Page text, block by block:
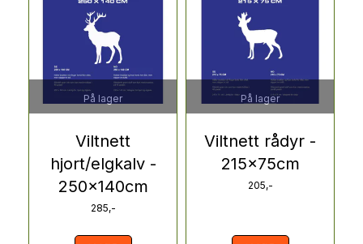
På lager
Viltnett
hjort/elgkalv -
250x140cm
285,-
På lager
Viltnett rådyr -
215x75cm
205,-